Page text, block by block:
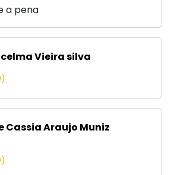
a pena
Vieira silva
Cassia Araujo Muniz